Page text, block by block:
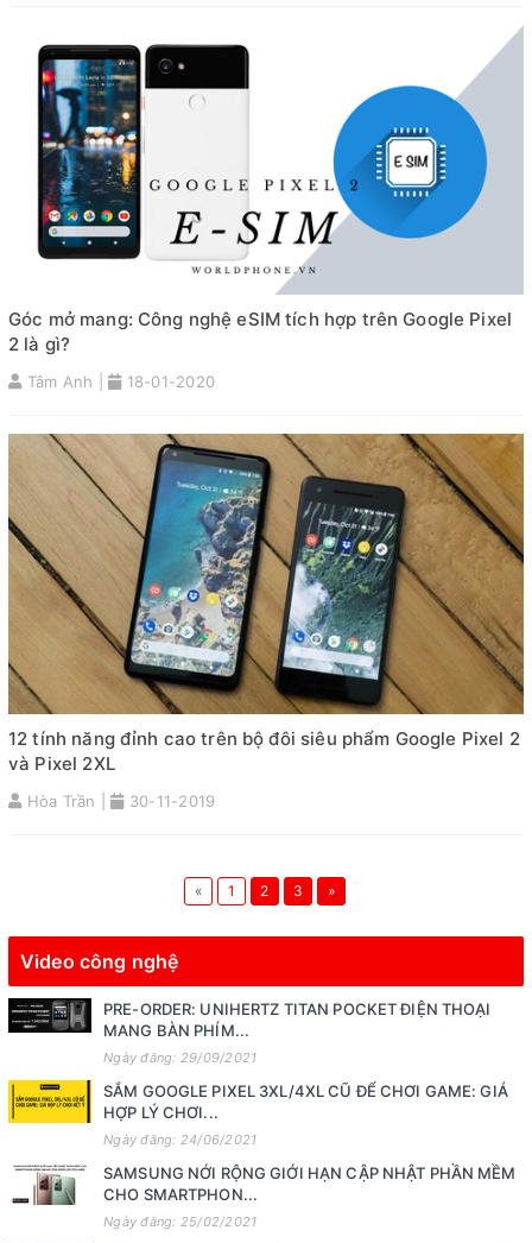
Góc mở mang: Công nghệ eSIM tích hợp trên Google Pixel
2 là gì?
Tâm Anh | 18-01-2020
12 tính năng đỉnh cao trên bộ đôi siêu phẩm Google Pixel 2
và Pixel 2XL
Hòa Trần | 30-11-2019
« 1 2 3 »
Video công nghệ
PRE-ORDER: UNIHERTZ TITAN POCKET ĐIỆN THOẠI
MANG BÀN PHÍM...
Ngày đăng: 29/09/2021
SẮM GOOGLE PIXEL 3XL/4XL CŨ ĐỂ CHƠI GAME: GIÁ
HỢP LÝ CHƠI...
Ngày đăng: 24/06/2021
SAMSUNG NỚI RỘNG GIỚI HẠN CẬP NHẬT PHẦN MỀM
CHO SMARTPHON...
Ngày đăng: 25/02/2021